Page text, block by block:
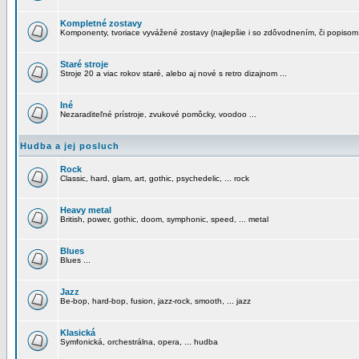
Kompletné zostavy
Komponenty, tvoriace vyvážené zostavy (najlepšie i so zdôvodnením, či
Staré stroje
Stroje 20 a viac rokov staré, alebo aj nové s retro dizajnom ...
Iné
Nezaraditeľné prístroje, zvukové pomôcky, voodoo ...
Hudba a jej posluch
Rock
Classic, hard, glam, art, gothic, psychedelic, ... rock
Heavy metal
British, power, gothic, doom, symphonic, speed, ... metal
Blues
Blues ...
Jazz
Be-bop, hard-bop, fusion, jazz-rock, smooth, ... jazz
Klasická
Symfonická, orchestrálna, opera, ... hudba